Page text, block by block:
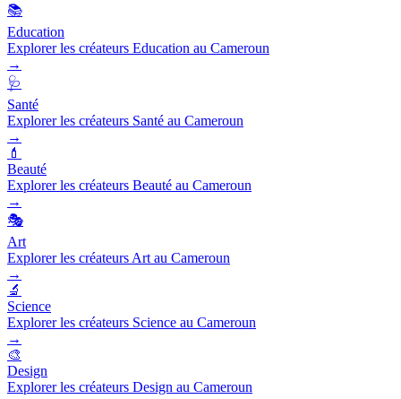
📚
Education
Explorer les créateurs Education au Cameroun
→
🩺
Santé
Explorer les créateurs Santé au Cameroun
→
💄
Beauté
Explorer les créateurs Beauté au Cameroun
→
🎭
Art
Explorer les créateurs Art au Cameroun
→
🔬
Science
Explorer les créateurs Science au Cameroun
→
🎨
Design
Explorer les créateurs Design au Cameroun